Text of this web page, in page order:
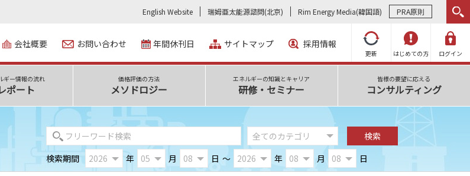
English Website 瑞姆亜太能源諮問(北京) Rim Energy Media(韓国語) PRA原則
更新 はじめての方 ログイン
会社概要 お問い合わせ 年間休刊日 サイトマップ 採用情報
ギー情報の流れ
ポート
価格評価の方法
メソドロジー
エネルギーの知識とキャリア
研修・セミナー
皆様の要望に応える
コンサルティング
検索期間 年 月 日 ～ 年 月 日